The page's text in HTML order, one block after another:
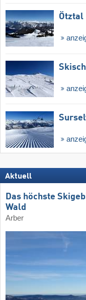
Ötztal
Aktuell
Das höchste
Wald
Arber